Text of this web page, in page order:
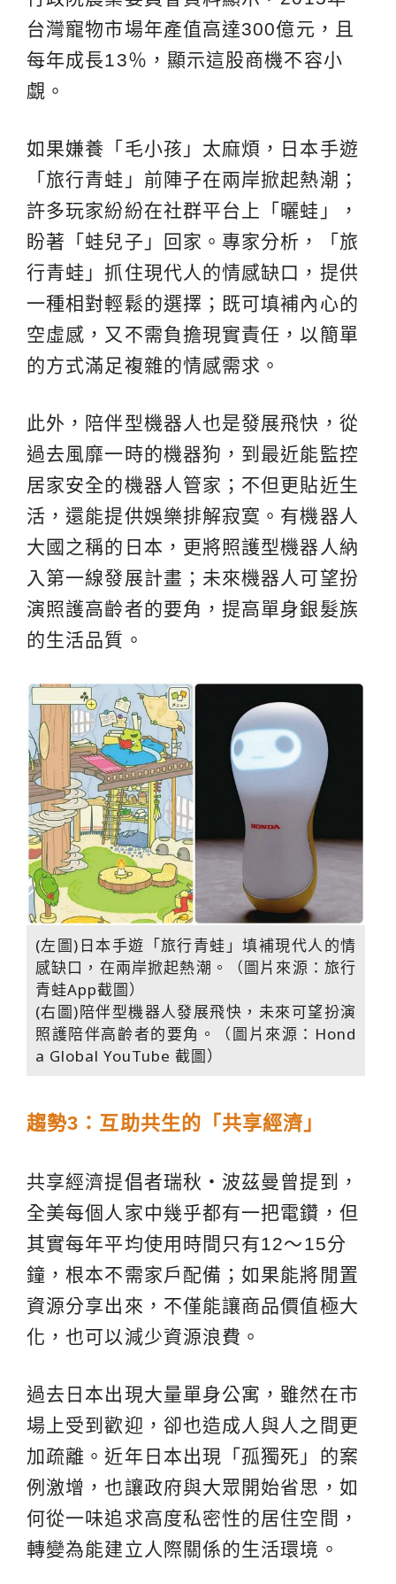
台灣寵物市場年產值高達300億元，且
每年成長13％，顯示這股商機不容小
覷。
如果嫌養「毛小孩」太麻煩，日本手遊
「旅行青蛙」前陣子在兩岸掀起熱潮；
許多玩家紛紛在社群平台上「曬蛙」，
盼著「蛙兒子」回家。專家分析，「旅
行青蛙」抓住現代人的情感缺口，提供
一種相對輕鬆的選擇；既可填補內心的
空虛感，又不需負擔現實責任，以簡單
的方式滿足複雜的情感需求。
此外，陪伴型機器人也是發展飛快，從
過去風靡一時的機器狗，到最近能監控
居家安全的機器人管家；不但更貼近生
活，還能提供娛樂排解寂寞。有機器人
大國之稱的日本，更將照護型機器人納
入第一線發展計畫；未來機器人可望扮
演照護高齡者的要角，提高單身銀髮族
的生活品質。
(左圖)日本手遊「旅行青蛙」填補現代人的情
感缺口，在兩岸掀起熱潮。（圖片來源：旅行
青蛙App截圖）
(右圖)陪伴型機器人發展飛快，未來可望扮演
照護陪伴高齡者的要角。（圖片來源：Hond
a Global YouTube 截圖）
趨勢3：互助共生的「共享經濟」
共享經濟提倡者瑞秋‧波茲曼曾提到，
全美每個人家中幾乎都有一把電鑽，但
其實每年平均使用時間只有12～15分
鐘，根本不需家戶配備；如果能將閒置
資源分享出來，不僅能讓商品價值極大
化，也可以減少資源浪費。
過去日本出現大量單身公寓，雖然在市
場上受到歡迎，卻也造成人與人之間更
加疏離。近年日本出現「孤獨死」的案
例激增，也讓政府與大眾開始省思，如
何從一味追求高度私密性的居住空間，
轉變為能建立人際關係的生活環境。